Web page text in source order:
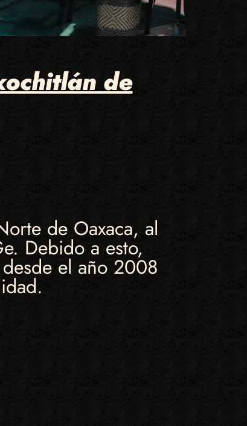
de
de Oaxaca, al
Debido a esto,
el año 2008